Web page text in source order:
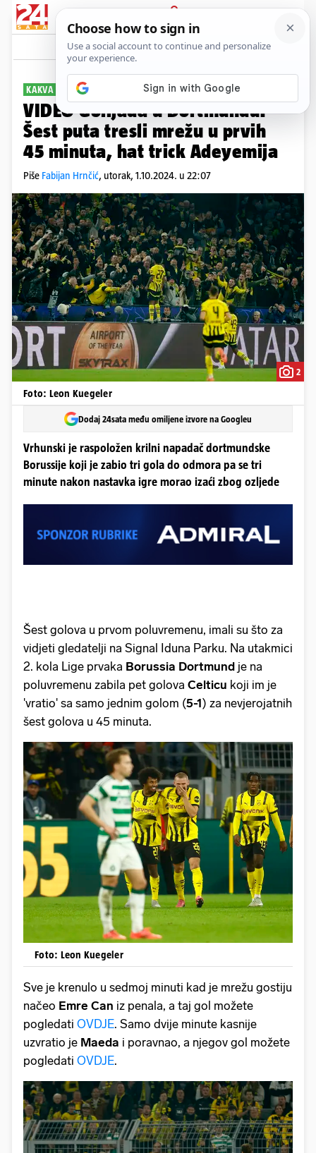
PRIJAVA
Sport Komentari
KAKVA UTAKMICA
VIDEO Golijada u Dortmundu!
Šest puta tresli mrežu u prvih
45 minuta, hat trick Adeyemija
Piše Fabijan Hrnčić, utorak, 1.10.2024. u 22:07
2
Foto: Leon Kuegeler
Dodaj 24sata među omiljene izvore na Googleu
Vrhunski je raspoložen krilni napadač dortmundske
Borussije koji je zabio tri gola do odmora pa se tri
minute nakon nastavka igre morao izaći zbog ozljede
Šest golova u prvom poluvremenu, imali su što za
vidjeti gledatelji na Signal Iduna Parku. Na utakmici
2. kola Lige prvaka Borussia Dortmund je na
poluvremenu zabila pet golova Celticu koji im je
'vratio' sa samo jednim golom (5-1) za nevjerojatnih
šest golova u 45 minuta.
Foto: Leon Kuegeler
Sve je krenulo u sedmoj minuti kad je mrežu gostiju
načeo Emre Can iz penala, a taj gol možete
pogledati OVDJE. Samo dvije minute kasnije
uzvratio je Maeda i poravnao, a njegov gol možete
pogledati OVDJE.